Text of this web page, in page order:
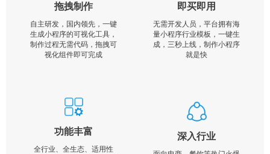
拖拽制作
自主研发，国内领先，一键
生成小程序的可视化工具，
制作过程无需代码，拖拽可
视化组件即可完成
即买即用
无需开发人员，平台拥有海
量小程序行业模板，一键生
成，三秒上线，制作小程序
就是快
功能丰富
全行业、全生态、适用性
深入行业